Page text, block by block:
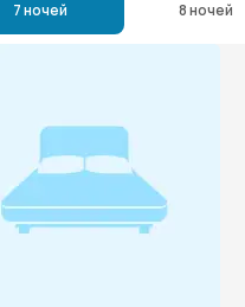
7 ночей 8 ночей